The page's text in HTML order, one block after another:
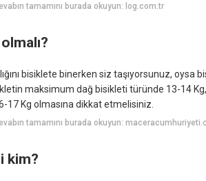
tamamını burada okuyun: log.com.tr
bisiklete binerken siz taşıyorsunuz, oysa
maksimum dağ bisikleti türünde 13-14
Kg olmasına dikkat etmelisiniz.
tamamını burada okuyun:
kim?